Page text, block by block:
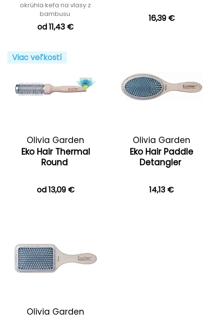
okrúhla kefa na vlasy z
bambusu
od 11,43 €
16,39 €
Viac veľkostí
Olivia Garden
Eko Hair Thermal
Round
od 13,09 €
Olivia Garden
Eko Hair Paddle
Detangler
14,13 €
Olivia Garden